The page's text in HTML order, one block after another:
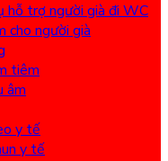
hỗ trợ người già đi WC
cho người già
tiêm
âm
y tế
y tế